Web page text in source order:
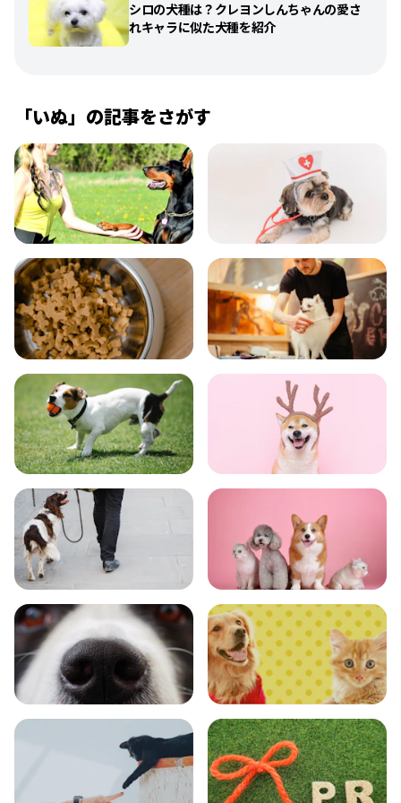
シロの犬種は？クレヨンしんちゃんの愛さ
れキャラに似た犬種を紹介
「いぬ」の記事をさがす
飼い方 健康
食事 お手入れ
トレーニング グッズ
おでかけ 図鑑
エンタメ クイズ